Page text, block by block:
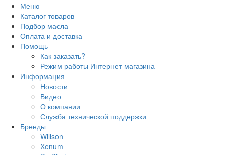
Меню
Каталог товаров
Подбор масла
Оплата и доставка
Помощь
Как заказать?
Режим работы Интернет-магазина
Информация
Новости
Видео
О компании
Служба технической поддержки
Бренды
Willson
Xenum